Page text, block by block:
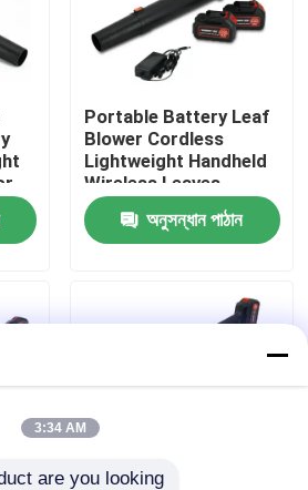
Portable Battery Leaf
Blower Cordless
Lightweight Handheld
Wireless Leaves
Blower for Home Yard
Use
অনুসন্ধান পাঠান
3:34 AM
are you looking